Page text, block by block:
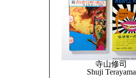
寺山修司
Shuji Terayama